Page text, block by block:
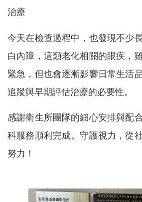
治療
今天在檢查過程中，也發現不少
白內障，這類老化相關的眼疾，
緊急，但也會逐漸影響日常生活
追蹤與早期評估治療的必要性。
感謝衛生所團隊的細心安排與配
科服務順利完成。守護視力，從
努力！